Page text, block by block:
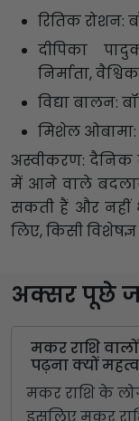
रितिक रोशन:
दीपिका
निर्माता,
विद्या बालन:
मिशेल ओबामा:
अस्वीकरण: दैनिक
में आने वाले
सकती हैं और नहीं
लिए, किसी विशेषज्ञ
अक्सर पूछे
मकर राशि
पढ़ना क्यों
मकर राशि के